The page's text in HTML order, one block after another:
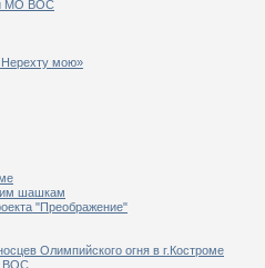
МО ВОС
Нерехту мою»
шашкам
"Преображение"
Олимпийского огня в г.Костроме
ВОС